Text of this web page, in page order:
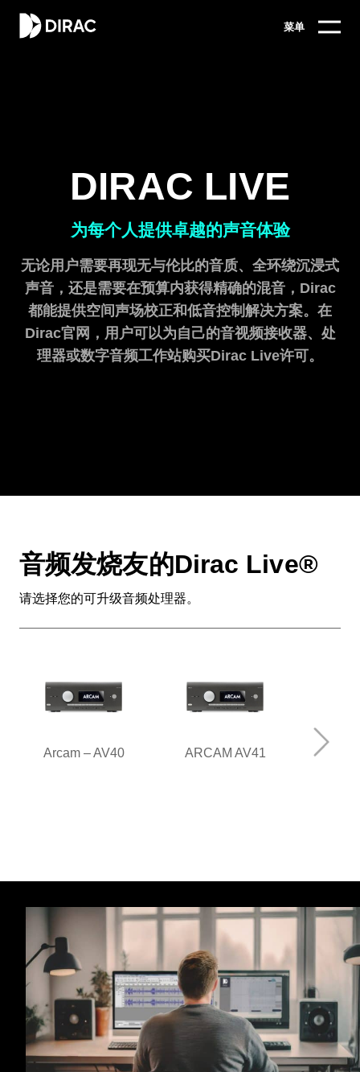
菜单
DIRAC LIVE
为每个人提供卓越的声音体验
无论用户需要再现无与伦比的音质、全环绕沉浸式
声音，还是需要在预算内获得精确的混音，Dirac
都能提供空间声场校正和低音控制解决方案。在
Dirac官网，用户可以为自己的音视频接收器、处
理器或数字音频工作站购买Dirac Live许可。
音频发烧友的Dirac Live®
请选择您的可升级音频处理器。
Arcam – AV40 ARCAM AV41